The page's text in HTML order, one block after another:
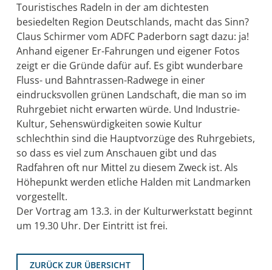
Touristisches Radeln in der am dichtesten
besiedelten Region Deutschlands, macht das Sinn?
Claus Schirmer vom ADFC Paderborn sagt dazu: ja!
Anhand eigener Er-Fahrungen und eigener Fotos
zeigt er die Gründe dafür auf. Es gibt wunderbare
Fluss- und Bahntrassen-Radwege in einer
eindrucksvollen grünen Landschaft, die man so im
Ruhrgebiet nicht erwarten würde. Und Industrie-
Kultur, Sehenswürdigkeiten sowie Kultur
schlechthin sind die Hauptvorzüge des Ruhrgebiets,
so dass es viel zum Anschauen gibt und das
Radfahren oft nur Mittel zu diesem Zweck ist. Als
Höhepunkt werden etliche Halden mit Landmarken
vorgestellt.
Der Vortrag am 13.3. in der Kulturwerkstatt beginnt
um 19.30 Uhr. Der Eintritt ist frei.
ZURÜCK ZUR ÜBERSICHT